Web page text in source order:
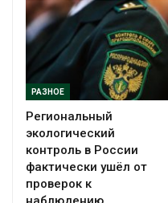
РАЗНОЕ
Региональный
экологический
контроль в России
фактически ушёл от
проверок к